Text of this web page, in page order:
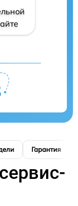
Гарантия